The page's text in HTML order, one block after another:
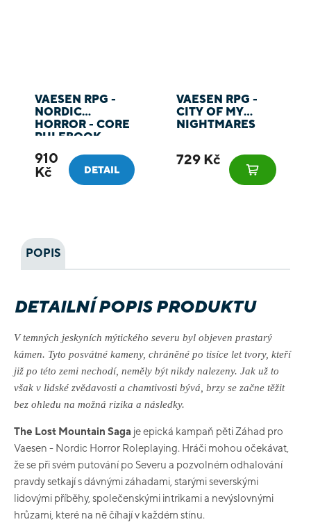
VAESEN RPG -
NORDIC
HORROR - CORE
RULEBOOK
910
Kč
DETAIL
VAESEN RPG -
CITY OF MY
NIGHTMARES
729 Kč
POPIS
DETAILNÍ POPIS PRODUKTU
V temných jeskyních mýtického severu byl objeven prastarý
kámen. Tyto posvátné kameny, chráněné po tisíce let tvory, kteří
již po této zemi nechodí, neměly být nikdy nalezeny. Jak už to
však v lidské zvědavosti a chamtivosti bývá, brzy se začne těžit
bez ohledu na možná rizika a následky.
The Lost Mountain Saga je epická kampaň pěti Záhad pro
Vaesen - Nordic Horror Roleplaying. Hráči mohou očekávat,
že se při svém putování po Severu a pozvolném odhalování
pravdy setkají s dávnými záhadami, starými severskými
lidovými příběhy, společenskými intrikami a nevýslovnými
hrůzami, které na ně číhají v každém stínu.